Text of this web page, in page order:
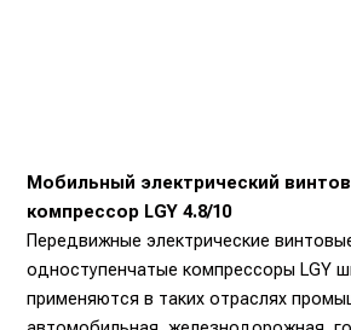
Мобильный электрический
компрессор LGY 4.8/10
Передвижные электрические
одноступенчатые компрессоры LGY
применяются в таких отраслях